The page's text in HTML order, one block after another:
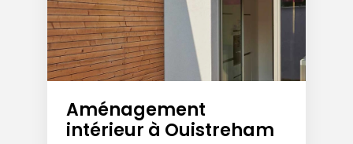
Aménagement
intérieur à Ouistreham